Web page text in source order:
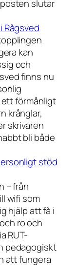
slutar
Rågsved
kan
och
finns nu
förmånligt
krånglar,
skrivaren
bli både
stöd
– från
wifi som
hjälp att få i
ro och
RUT-
pedagogiskt
att fungera